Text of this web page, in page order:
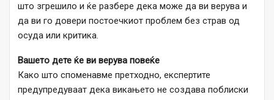
што згрешило и ќе разбере дека може да ви верува и
да ви го довери постоечкиот проблем без страв од
осуда или критика.
Вашето дете ќе ви верува повеќе
Како што споменавме претходно, експертите
предупредуваат дека викањето не создава поблиски